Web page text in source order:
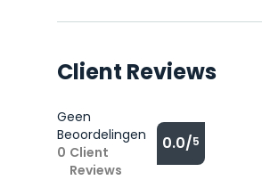
Client Reviews
Geen
Beoordelingen
0 Client
Reviews
0.0/5